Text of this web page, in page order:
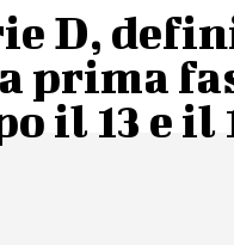
D,
prima
il 13 e il